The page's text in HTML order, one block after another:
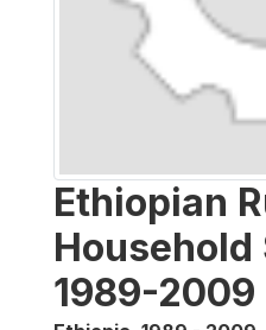
Ethiopian
Household
1989-2009